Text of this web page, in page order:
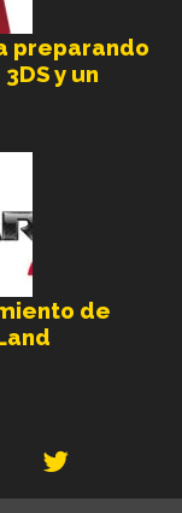
preparando
y un
de